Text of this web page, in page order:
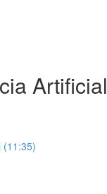
Artificial
(11:35)